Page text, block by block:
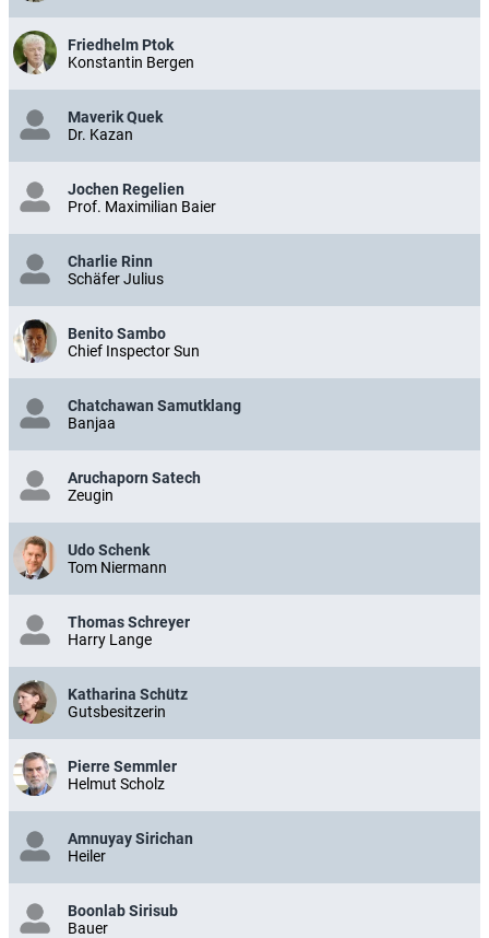
Friedhelm Ptok
Konstantin Bergen
Maverik Quek
Dr. Kazan
Jochen Regelien
Prof. Maximilian Baier
Charlie Rinn
Schäfer Julius
Benito Sambo
Chief Inspector Sun
Chatchawan Samutklang
Banjaa
Aruchaporn Satech
Zeugin
Udo Schenk
Tom Niermann
Thomas Schreyer
Harry Lange
Katharina Schütz
Gutsbesitzerin
Pierre Semmler
Helmut Scholz
Amnuyay Sirichan
Heiler
Boonlab Sirisub
Bauer